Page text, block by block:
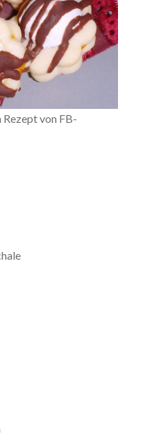
Rezept von FB-